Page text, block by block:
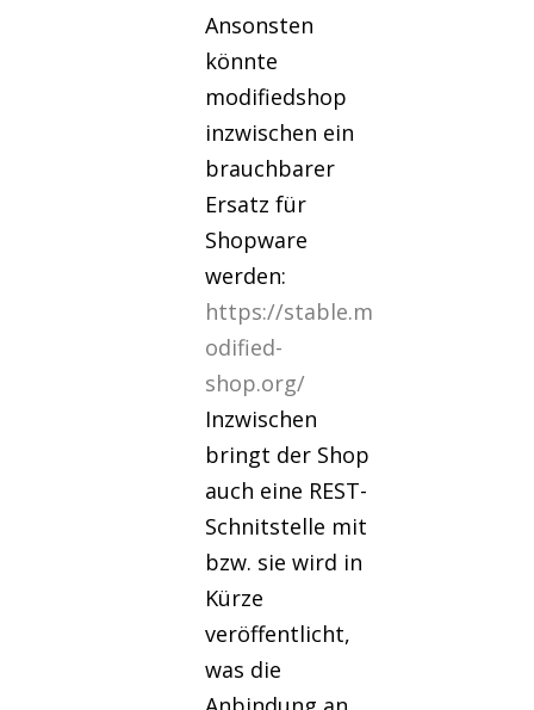
Ansonsten
könnte
modifiedshop
inzwischen ein
brauchbarer
Ersatz für
Shopware
werden:
https://stable.m
odified-
shop.org/
Inzwischen
bringt der Shop
auch eine REST-
Schnitstelle mit
bzw. sie wird in
Kürze
veröffentlicht,
was die